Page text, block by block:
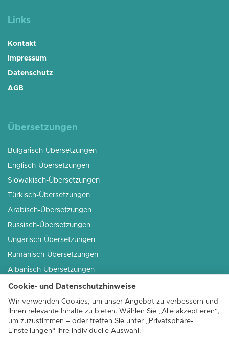
Links
Kontakt
Impressum
Datenschutz
AGB
Übersetzungen
Bulgarisch-Übersetzungen
Englisch-Übersetzungen
Slowakisch-Übersetzungen
Türkisch-Übersetzungen
Arabisch-Übersetzungen
Russisch-Übersetzungen
Ungarisch-Übersetzungen
Rumänisch-Übersetzungen
Albanisch-Übersetzungen
Französisch-Übersetzungen
Slowenisch-Übersetzungen
Serbisch-Übersetzungen
Italienisch-Übersetzungen
Cookie- und Datenschutzhinweise
Wir verwenden Cookies, um unser Angebot zu verbessern und
Ihnen relevante Inhalte zu bieten. Wählen Sie „Alle akzeptieren“,
um zuzustimmen – oder treffen Sie unter „Privatsphäre-
Einstellungen“ Ihre individuelle Auswahl.